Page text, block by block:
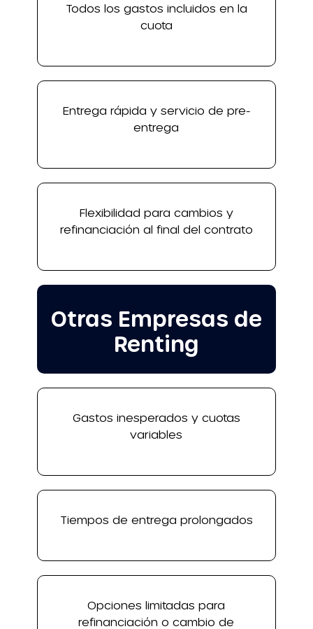
Otras Empresas de
Renting
Todos los gastos incluidos en la
cuota
Gastos inesperados y cuotas
variables
Entrega rápida y servicio de pre-
entrega
Tiempos de entrega prolongados
Flexibilidad para cambios y
refinanciación al final del contrato
Opciones limitadas para
refinanciación o cambio de